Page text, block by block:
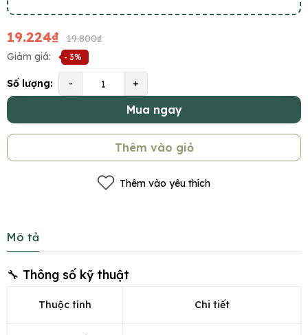
19.224₫
19.800₫
Giảm giá:
- 3%
Số lượng: - +
Mua ngay
Thêm vào giỏ
Thêm vào yêu thích
Mô tả
🔧 Thông số kỹ thuật
Thuộc tính Chi tiết